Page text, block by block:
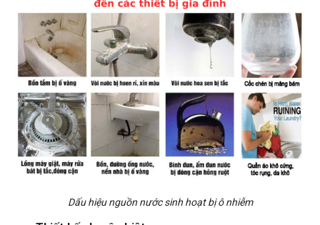
Dấu hiệu nguồn nước sinh hoạt bị ô nhiễm